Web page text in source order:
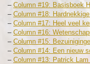
– Column #19: Basisboek
– Column #18:
– Column #17: Heel veel
– Column #16:
– Column #15:
– Column #14: Een nieuw
– Column #13: Patrick